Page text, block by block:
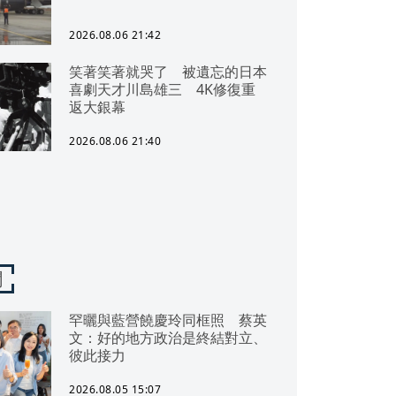
2026.08.06 21:42
笑著笑著就哭了 被遺忘的日本
喜劇天才川島雄三 4K修復重
返大銀幕
2026.08.06 21:40
罕曬與藍營饒慶玲同框照 蔡英
文：好的地方政治是終結對立、
彼此接力
2026.08.05 15:07